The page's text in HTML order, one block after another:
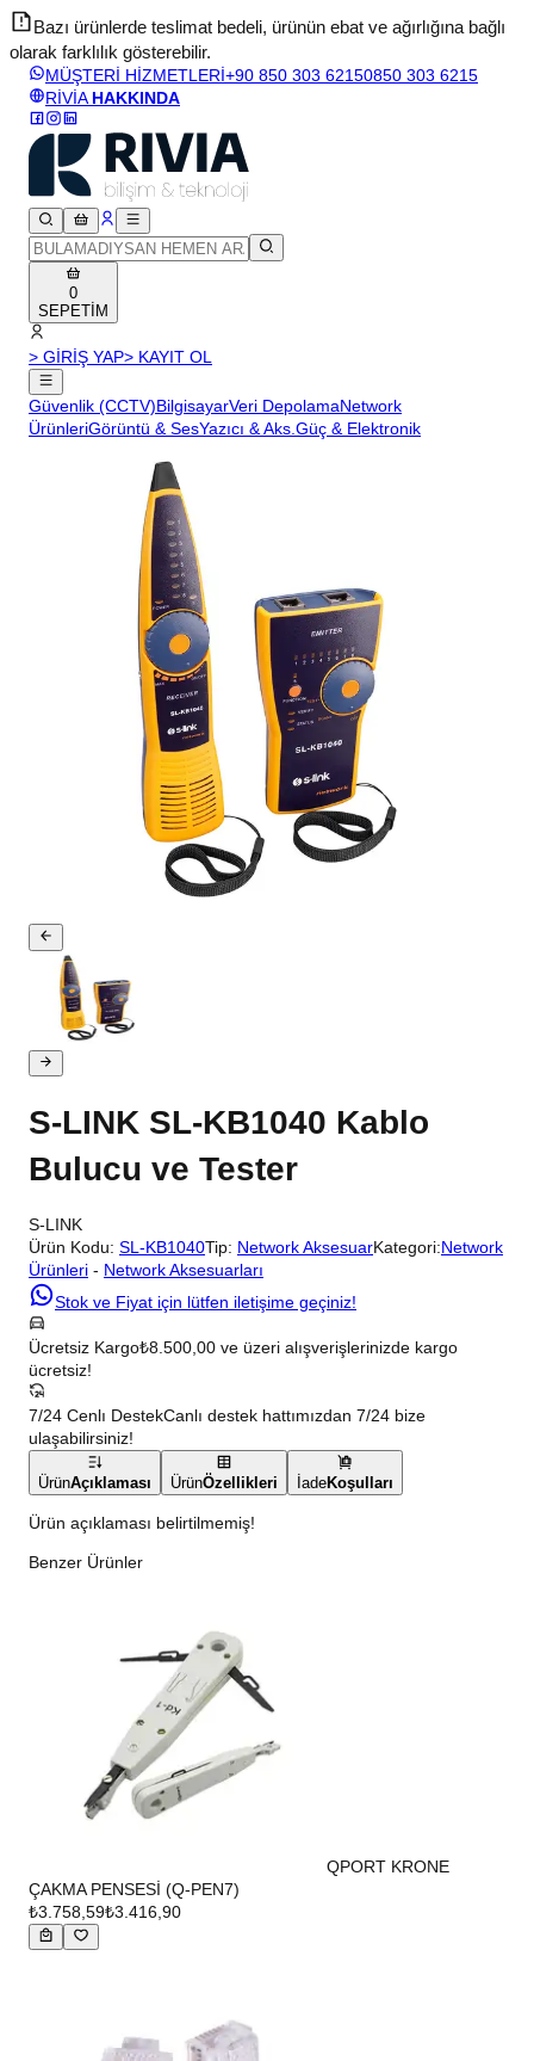
Bazı ürünlerde teslimat bedeli, ürünün ebat ve ağırlığına bağlı
olarak farklılık gösterebilir.
MÜŞTERİ HİZMETLERİ+90 850 303 62150850 303 6215
RİVİA HAKKINDA
0
SEPETİM
> GİRİŞ YAP> KAYIT OL
Güvenlik (CCTV)BilgisayarVeri DepolamaNetwork
ÜrünleriGörüntü & SesYazıcı & Aks.Güç & Elektronik
S-LINK SL-KB1040 Kablo
Bulucu ve Tester
S-LINK
Ürün Kodu: SL-KB1040Tip: Network AksesuarKategori:Network
Ürünleri - Network Aksesuarları
Stok ve Fiyat için lütfen iletişime geçiniz!
Ücretsiz Kargo₺8.500,00 ve üzeri alışverişlerinizde kargo
ücretsiz!
7/24 Cenlı DestekCanlı destek hattımızdan 7/24 bize
ulaşabilirsiniz!
ÜrünAçıklaması ÜrünÖzellikleri İadeKoşulları
Ürün açıklaması belirtilmemiş!
Benzer Ürünler
QPORT KRONE
ÇAKMA PENSESİ (Q-PEN7)
₺3.758,59₺3.416,90